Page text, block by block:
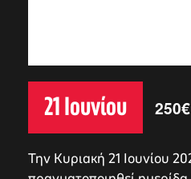
21 Ιουνίου 250€
Την Κυριακή 21 Ιουνίου